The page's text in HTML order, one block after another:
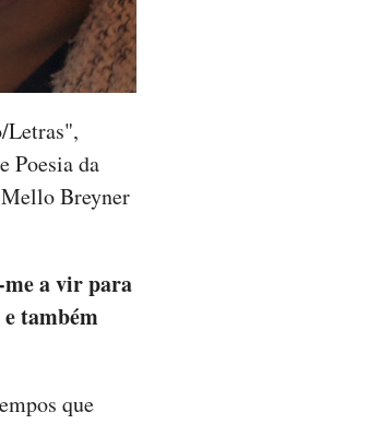
Letras",
Poesia da
Breyner
a vir para
também
que